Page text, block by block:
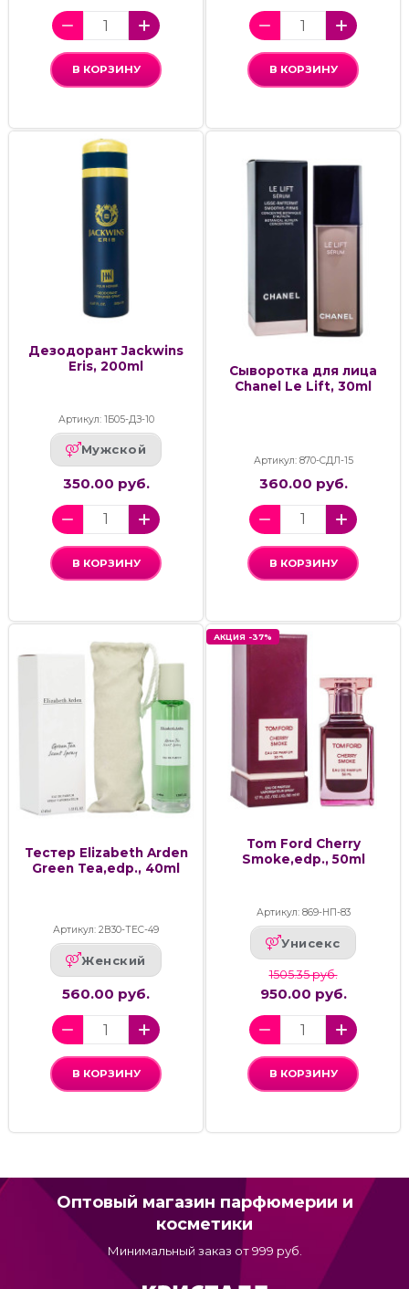
В КОРЗИНУ В КОРЗИНУ
Дезодорант Jackwins
Eris, 200ml
Артикул: 1Б05-ДЗ-10
Мужской
350.00 руб.
В КОРЗИНУ
Сыворотка для лица
Chanel Le Lift, 30ml
Артикул: 870-СДЛ-15
360.00 руб.
В КОРЗИНУ
Тестер Elizabeth Arden
Green Tea,edp., 40ml
Артикул: 2В30-ТЕС-49
Женский
560.00 руб.
В КОРЗИНУ
АКЦИЯ -37%
Tom Ford Cherry
Smoke,edp., 50ml
Артикул: 869-НП-83
Унисекс
1505.35 руб.
950.00 руб.
В КОРЗИНУ
Оптовый магазин парфюмерии и
косметики
Минимальный заказ от 999 руб.